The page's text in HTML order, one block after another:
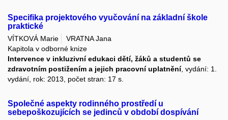
Specifika projektového vyučování na základní škole
praktické
VÍTKOVÁ Marie
VRATNA Jana
Kapitola v odborné knize
Intervence v inkluzivní edukaci dětí, žáků a studentů se
zdravotním postižením a jejich pracovní uplatnění, vydání: 1.
vydání, rok: 2013, počet stran: 17 s.
Společné aspekty rodinného prostředí u
sebepoškozujících se jedinců v období dospívání